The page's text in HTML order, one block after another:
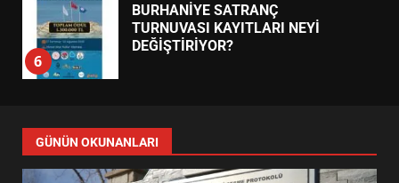
6
BURHANİYE SATRANÇ
TURNUVASI KAYITLARI NEYİ
DEĞİŞTİRİYOR?
7
YENİ YÖNETİM NASIL
ŞEKİLLENDİ?
GÜNÜN OKUNANLARI